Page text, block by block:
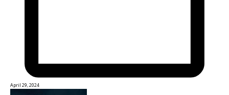
April 29, 2024